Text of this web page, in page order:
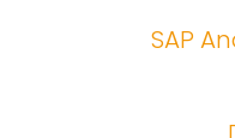
SAP